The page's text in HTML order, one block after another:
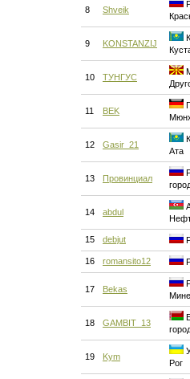
8 Shveik
9 KONSTANZIJ
10 ТУНГУС
11 BEK
12 Gasir_21
Ата
13 Провинциал
14 abdul
15 debjut
16 romansito12
17 Bekas
18 GAMBIT_13
19 Kym
Рог